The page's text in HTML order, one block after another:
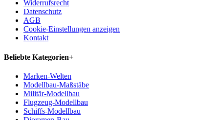
Widerrufsrecht
Datenschutz
AGB
Cookie-Einstellungen anzeigen
Kontakt
Beliebte Kategorien+
Marken-Welten
Modellbau-Maßstäbe
Militär-Modellbau
Flugzeug-Modellbau
Schiffs-Modellbau